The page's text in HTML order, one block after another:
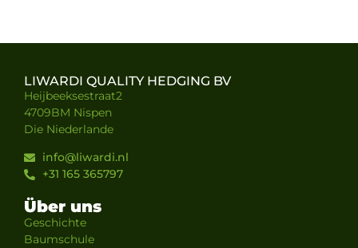
LIWARDI QUALITY HEDGING BV
Heijbeeksestraat2
4709BM Nispen
Die Niederlande
info@liwardi.nl
+31 165 365797
Über uns
Geschichte
Baumschule